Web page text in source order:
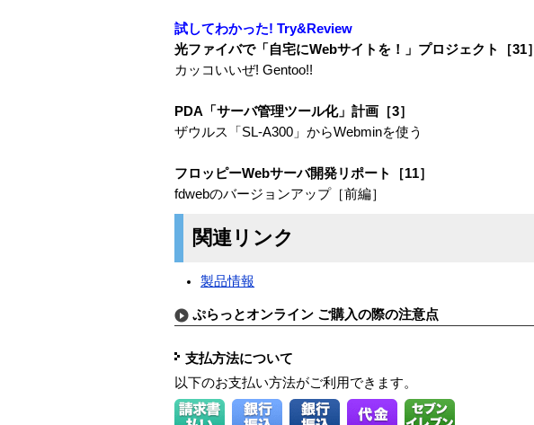
試してわかった! Try&Review
光ファイバで「自宅にWebサイトを！」プロジェクト［31］
カッコいいぜ! Gentoo!!
PDA「サーバ管理ツール化」計画［3］
ザウルス「SL-A300」からWebminを使う
フロッピーWebサーバ開発リポート［11］
fdwebのバージョンアップ［前編］
関連リンク
製品情報
ぷらっとオンライン ご購入の際の注意点
支払方法について
以下のお支払い方法がご利用できます。